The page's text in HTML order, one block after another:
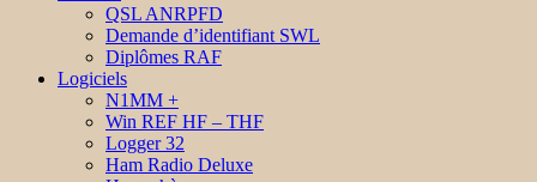
QSL ANRPFD
Demande d’identifiant SWL
Diplômes RAF
Logiciels
N1MM +
Win REF HF – THF
Logger 32
Ham Radio Deluxe